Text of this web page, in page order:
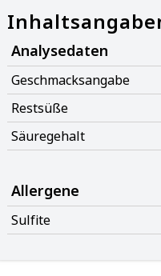
Analysedaten
Geschmacksangabe
Restsüße
Säuregehalt
Allergene
Sulfite